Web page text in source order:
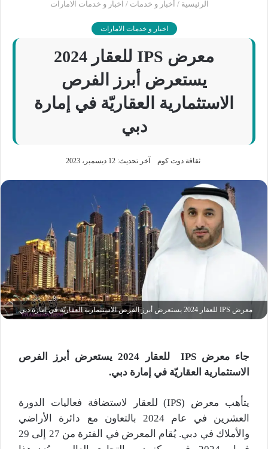
الرئيسية / أخبار و خدمات / اخبار و خدمات الامارات
اخبار و خدمات الامارات
معرض IPS للعقار 2024
يستعرض أبرز الفرص
الاستثمارية العقاريّة في إمارة
دبي
ثقافة دوت كوم آخر تحديث: 12 ديسمبر، 2023
معرض IPS للعقار 2024 يستعرض أبرز الفرص الاستثمارية العقاريّة في إمارة دبي
جاء معرضIPS للعقار 2024يستعرض
أبرز الفرص
الاستثمارية العقاريّة في إمارة دبي.
يتأهب معرض (IPS) للعقار لاستضافة فعاليات الدورة
العشرين في عام 2024 بالتعاون مع دائرة الأراضي
والأملاك في دبي. يُقام المعرض في الفترة من 27 إلى 29